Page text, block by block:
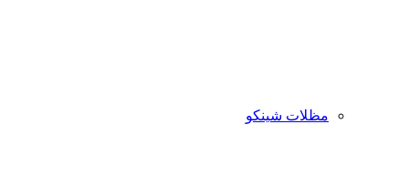
مظلات شينكو